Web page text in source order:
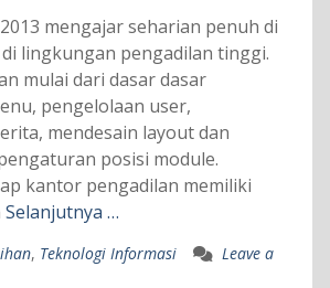
mengajar seharian penuh di
lingkungan pengadilan tinggi.
mulai dari dasar dasar
pengelolaan user,
mendesain layout dan
posisi module.
kantor pengadilan memiliki
Selanjutnya …
, Teknologi Informasi
Leave a